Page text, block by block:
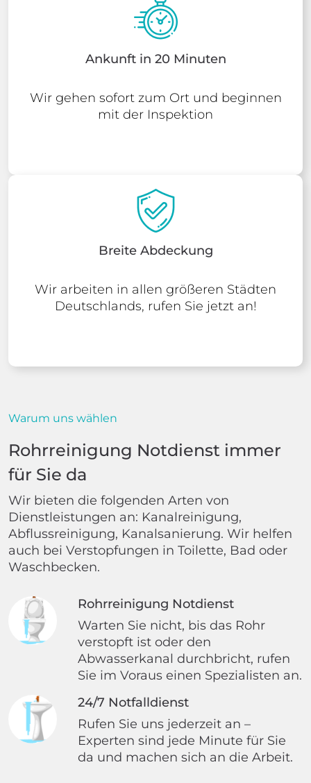
Ankunft in 20 Minuten
Wir gehen sofort zum Ort und beginnen
mit der Inspektion
Breite Abdeckung
Wir arbeiten in allen größeren Städten
Deutschlands, rufen Sie jetzt an!
Warum uns wählen
Rohrreinigung Notdienst immer
für Sie da
Wir bieten die folgenden Arten von
Dienstleistungen an: Kanalreinigung,
Abflussreinigung, Kanalsanierung. Wir helfen
auch bei Verstopfungen in Toilette, Bad oder
Waschbecken.
Rohrreinigung Notdienst
Warten Sie nicht, bis das Rohr
verstopft ist oder den
Abwasserkanal durchbricht, rufen
Sie im Voraus einen Spezialisten an.
24/7 Notfalldienst
Rufen Sie uns jederzeit an –
Experten sind jede Minute für Sie
da und machen sich an die Arbeit.